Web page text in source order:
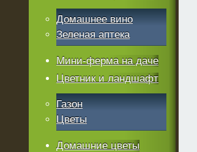
Домашнее вино
Зеленая аптека
Мини-ферма на даче
Цветник и ландшафт
Газон
Цветы
Домашние цветы